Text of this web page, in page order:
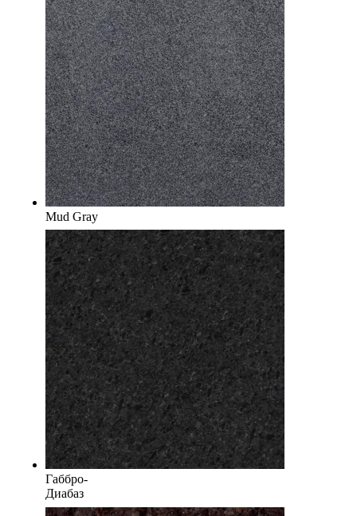
Mud Gray
Габбро-
Диабаз